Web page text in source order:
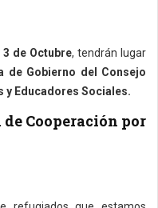
3 de Octubre, tendrán lugar
de Gobierno del Consejo
y Educadores Sociales.
Cooperación por